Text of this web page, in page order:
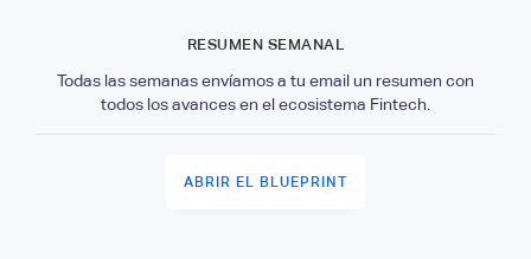
RESUMEN SEMANAL
Todas las semanas envíamos a tu email un resumen con
todos los avances en el ecosistema Fintech.
ABRIR EL BLUEPRINT